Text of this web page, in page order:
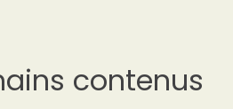
contenus